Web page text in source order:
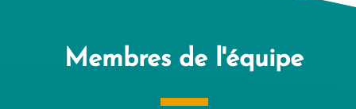
Membres de l'équipe